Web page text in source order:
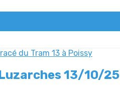
du Tram 13 à Poissy
13/10/25